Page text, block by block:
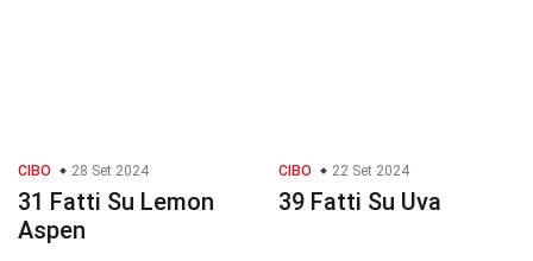
CIBO 28 Set 2024
31 Fatti Su Lemon
Aspen
CIBO 22 Set 2024
39 Fatti Su Uva